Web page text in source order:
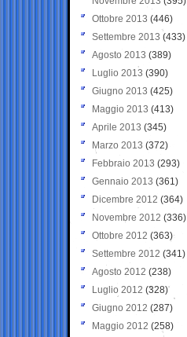
Ottobre 2013 (446)
Settembre 2013 (433)
Agosto 2013 (389)
Luglio 2013 (390)
Giugno 2013 (425)
Maggio 2013 (413)
Aprile 2013 (345)
Marzo 2013 (372)
Febbraio 2013 (293)
Gennaio 2013 (361)
Dicembre 2012 (364)
Novembre 2012 (336)
Ottobre 2012 (363)
Settembre 2012 (341)
Agosto 2012 (238)
Luglio 2012 (328)
Giugno 2012 (287)
Maggio 2012 (258)